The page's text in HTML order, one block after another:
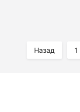
Пагінація
Назад 1